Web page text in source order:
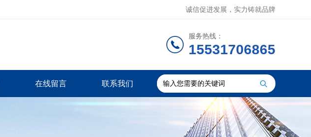
诚信促进发展，实力铸就品牌
服务热线：
15531706865
在线留言 联系我们